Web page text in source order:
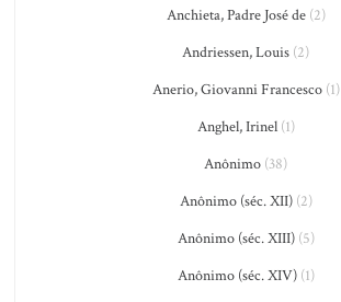
Anchieta, Padre José de(2)
Andriessen, Louis (2)
Anerio, Giovanni Francesco(1)
Anghel, Irinel(1)
Anônimo (38)
Anônimo (séc. XII)(2)
Anônimo (séc. XIII)(5)
Anônimo (séc. XIV)(1)